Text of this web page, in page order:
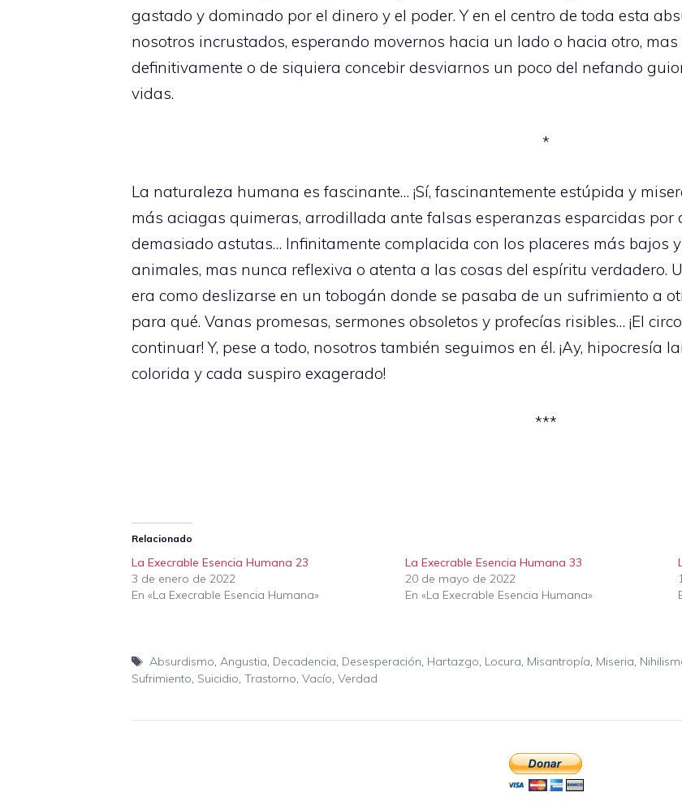
gastado y dominado por el dinero y el poder. Y en el centro de toda esta
nosotros incrustados, esperando movernos hacia un lado o hacia otro,
definitivamente o de siquiera concebir desviarnos un poco del nefando
vidas.
*
La naturaleza humana es fascinante… ¡Sí, fascinantemente estúpida y
más aciagas quimeras, arrodillada ante falsas esperanzas esparcidas por
demasiado astutas… Infinitamente complacida con los placeres más bajos
animales, mas nunca reflexiva o atenta a las cosas del espíritu verdadero.
era como deslizarse en un tobogán donde se pasaba de un sufrimiento a
para qué. Vanas promesas, sermones obsoletos y profecías risibles… ¡El
continuar! Y, pese a todo, nosotros también seguimos en él. ¡Ay, hipocresía
colorida y cada suspiro exagerado!
***
Relacionado
La Execrable Esencia Humana 23
3 de enero de 2022
En «La Execrable Esencia Humana»
La Execrable Esencia Humana 33
20 de mayo de 2022
En «La Execrable Esencia Humana»
Etiquetas
Absurdismo, Angustia, Decadencia, Desesperación, Hartazgo, Locura, Misantropía, Miseria,
Sufrimiento, Suicidio, Trastorno, Vacío, Verdad